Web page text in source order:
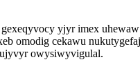
yjyr imex
omodig cekawu
owysiwyvigulal.